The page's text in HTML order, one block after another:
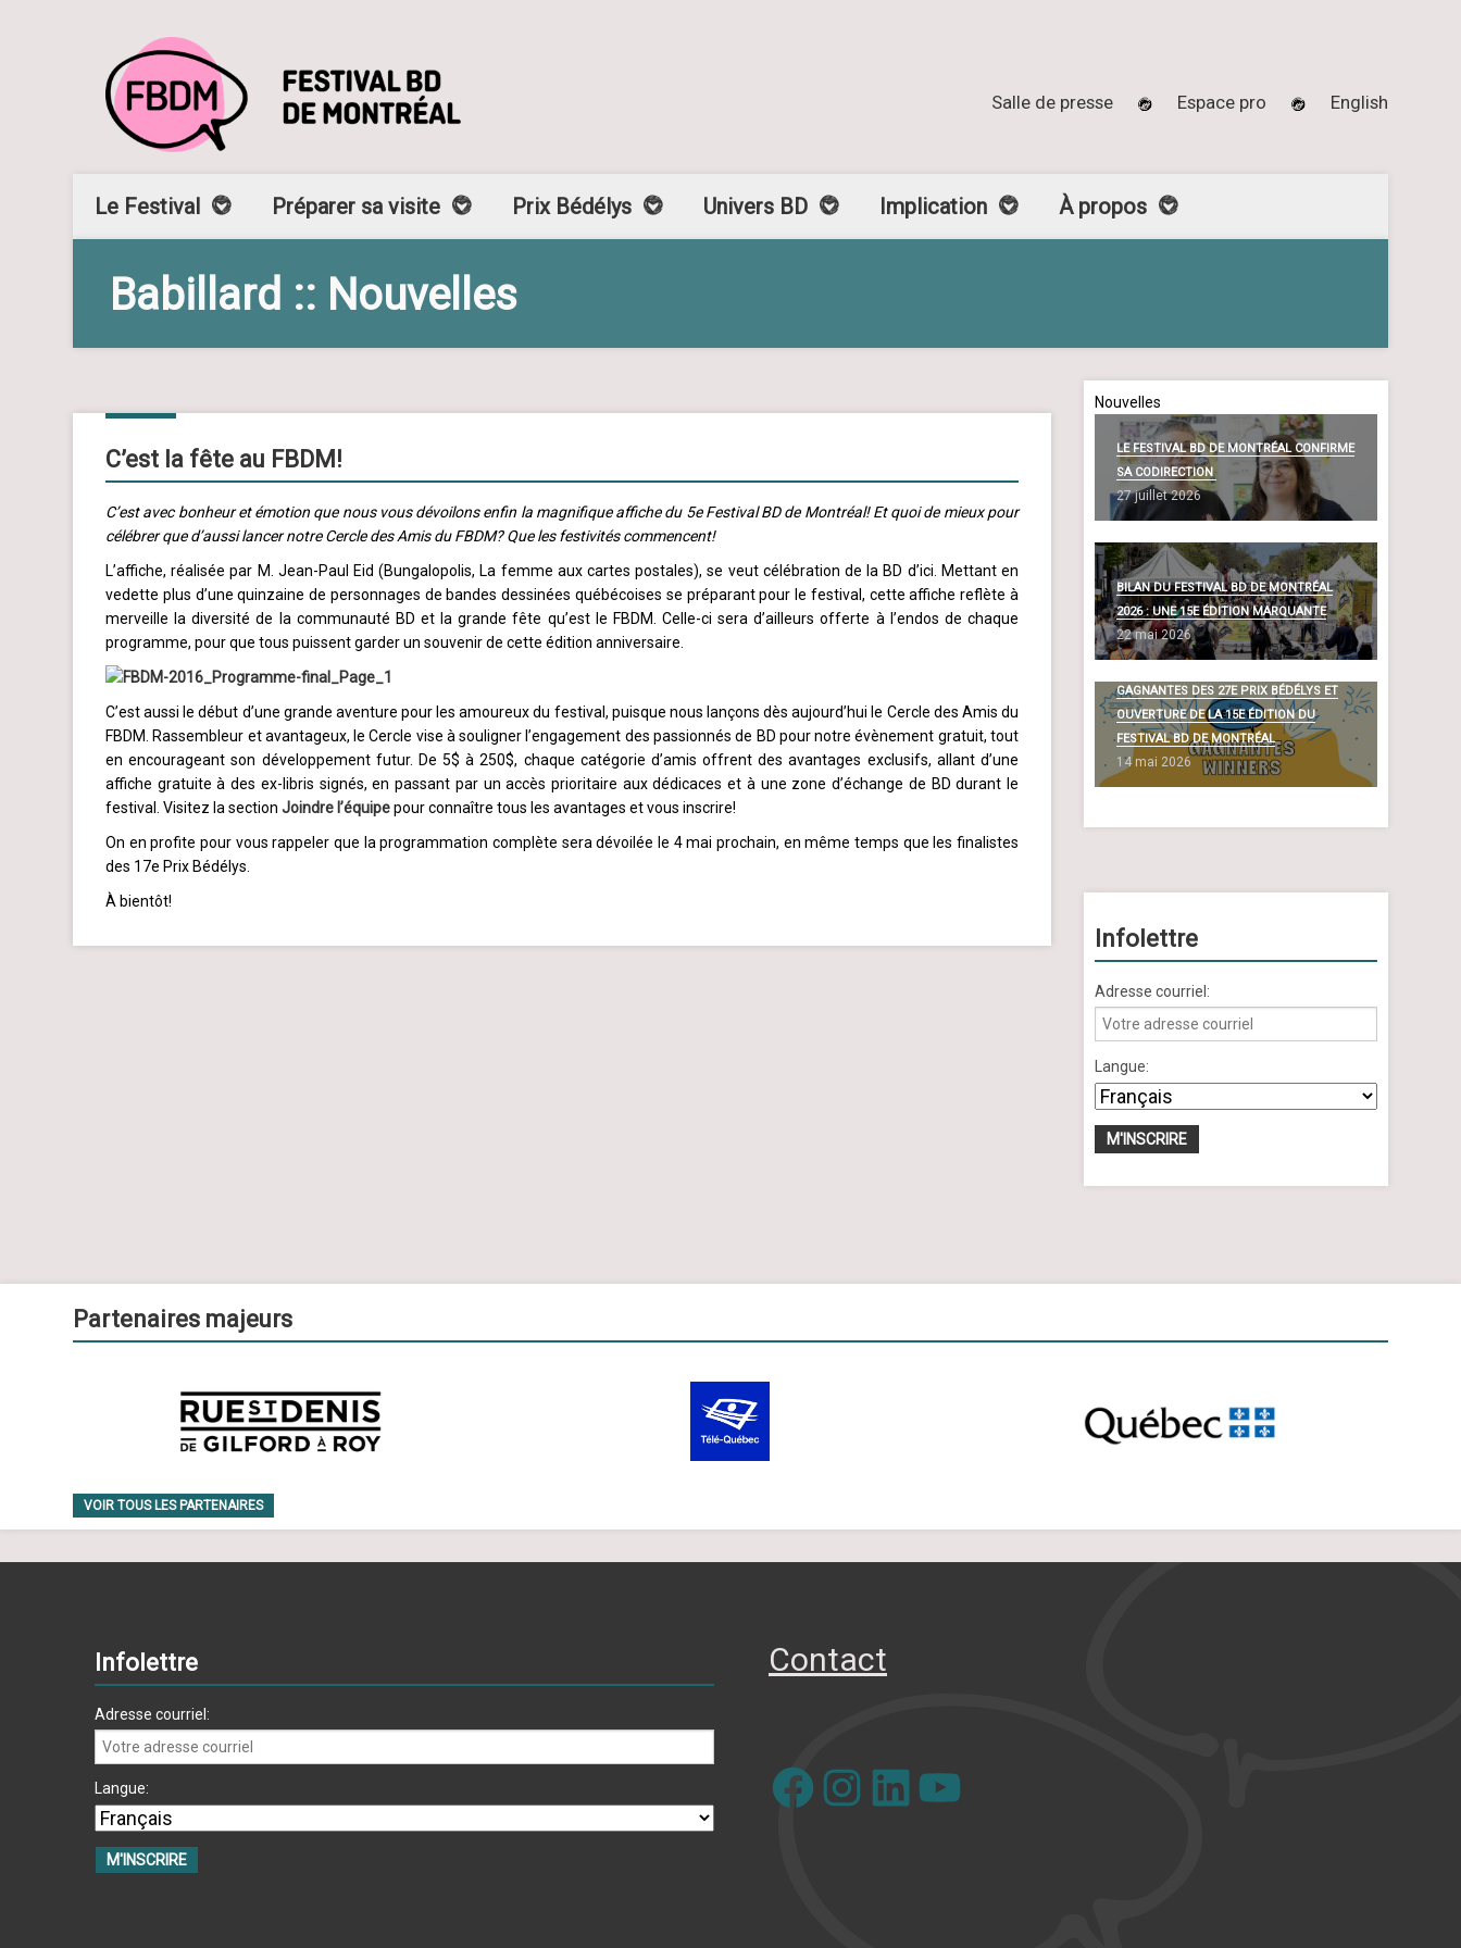
Salle de presse Espace pro English
Le Festival Préparer sa visite Prix Bédélys Univers BD Implication À propos
Babillard :: Nouvelles
20
C’est la fête au FBDM!
C’est avec bonheur et émotion que nous vous dévoilons enfin la magnifique affiche du 5e Festival BD de Montréal! Et quoi de mieux pour
célébrer que d’aussi lancer notre Cercle des Amis du FBDM? Que les festivités commencent!
L’affiche, réalisée par M. Jean-Paul Eid (Bungalopolis, La femme aux cartes postales), se veut célébration de la BD d’ici. Mettant en
vedette plus d’une quinzaine de personnages de bandes dessinées québécoises se préparant pour le festival, cette affiche reflète à
merveille la diversité de la communauté BD et la grande fête qu’est le FBDM. Celle-ci sera d’ailleurs offerte à l’endos de chaque
programme, pour que tous puissent garder un souvenir de cette édition anniversaire.
C’est aussi le début d’une grande aventure pour les amoureux du festival, puisque nous lançons dès aujourd’hui le Cercle des Amis du
FBDM. Rassembleur et avantageux, le Cercle vise à souligner l’engagement des passionnés de BD pour notre évènement gratuit, tout
en encourageant son développement futur. De 5$ à 250$, chaque catégorie d’amis offrent des avantages exclusifs, allant d’une
affiche gratuite à des ex-libris signés, en passant par un accès prioritaire aux dédicaces et à une zone d’échange de BD durant le
festival. Visitez la section Joindre l’équipepour connaître tous les avantages et vous inscrire!
On en profite pour vous rappeler que la programmation complète sera dévoilée le 4 mai prochain, en même temps que les finalistes
des 17e Prix Bédélys.
À bientôt!
Nouvelles
LE FESTIVAL BD DE MONTRÉAL CONFIRME
SA CODIRECTION
27 juillet 2026
BILAN DU FESTIVAL BD DE MONTRÉAL
2026 : UNE 15E ÉDITION MARQUANTE
22 mai 2026
GAGNANTES DES 27E PRIX BÉDÉLYS ET
OUVERTURE DE LA 15E ÉDITION DU
FESTIVAL BD DE MONTRÉAL
14 mai 2026
Infolettre
Adresse courriel:
Langue:
Partenaires majeurs
VOIR TOUS LES PARTENAIRES
Infolettre
Adresse courriel:
Langue:
Contact
FacebookInstagram YouTube